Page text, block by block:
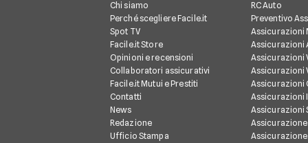
Chi siamo
Perché scegliere Facile.it
Spot TV
Facile.it Store
Opinioni e recensioni
Collaboratori assicurativi
Facile.it Mutui e Prestiti
Contatti
News
Redazione
Ufficio Stampa
RC Auto
Preventivo
Assicurazioni
Assicurazioni
Assicurazioni
Assicurazioni
Assicurazioni
Assicurazioni
Assicurazioni